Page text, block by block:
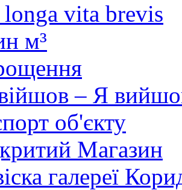
vita brevis
м³
– Я
об'єкту
Магазин
галереї